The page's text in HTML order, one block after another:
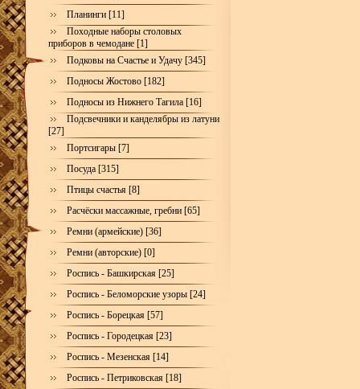
Планинги [11]
Походные наборы столовых
приборов в чемодане [1]
Подковы на Счастье и Удачу [345]
Подносы Жостово [182]
Подносы из Нижнего Тагила [16]
Подсвечники и канделябры из латуни
[27]
Портсигары [7]
Посуда [315]
Птицы счастья [8]
Расчёски массажные, гребни [65]
Ремни (армейские) [36]
Ремни (авторские) [0]
Роспись - Башкирская [25]
Роспись - Беломорские узоры [24]
Роспись - Борецкая [57]
Роспись - Городецкая [23]
Роспись - Мезенская [14]
Роспись - Петриковская [18]